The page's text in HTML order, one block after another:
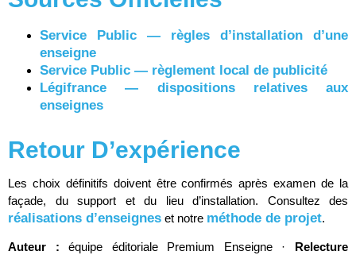
Service Public — règles d’installation d’une
enseigne
Service Public — règlement local de publicité
Légifrance — dispositions relatives aux
enseignes
Retour D’expérience
Les choix définitifs doivent être confirmés après examen de la
façade, du support et du lieu d’installation. Consultez des
réalisations d’enseignes et notre méthode de projet.
Auteur : équipe éditoriale Premium Enseigne · Relecture